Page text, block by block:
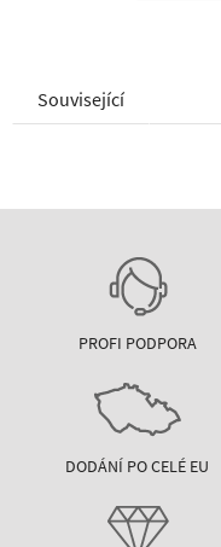
Související
PROFI PODPORA
DODÁNÍ PO CELÉ EU